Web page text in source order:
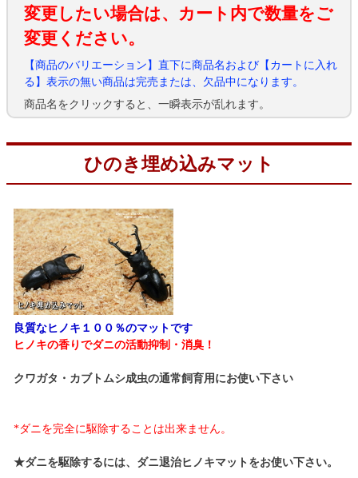
変更したい場合は、カート内で数量をご
変更ください。
【商品のバリエーション】直下に商品名および【カートに入れ
る】表示の無い商品は完売または、欠品中になります。
商品名をクリックすると、一瞬表示が乱れます。
ひのき埋め込みマット
良質なヒノキ１００％のマットです
ヒノキの香りでダニの活動抑制・消臭！
クワガタ・カブトムシ成虫の通常飼育用にお使い下さい
*ダニを完全に駆除することは出来ません。
★ダニを駆除するには、ダニ退治ヒノキマットをお使い下さい。